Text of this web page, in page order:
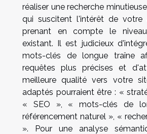
réaliser une recherche
qui suscitent l'intérêt de votre
prenant en compte le
existant. Il est judicieux
mots-clés de longue traîne
requêtes plus précises et
meilleure qualité vers votre
adaptés pourraient être : «
« SEO », « mots-clés de
référencement naturel », «
». Pour une analyse